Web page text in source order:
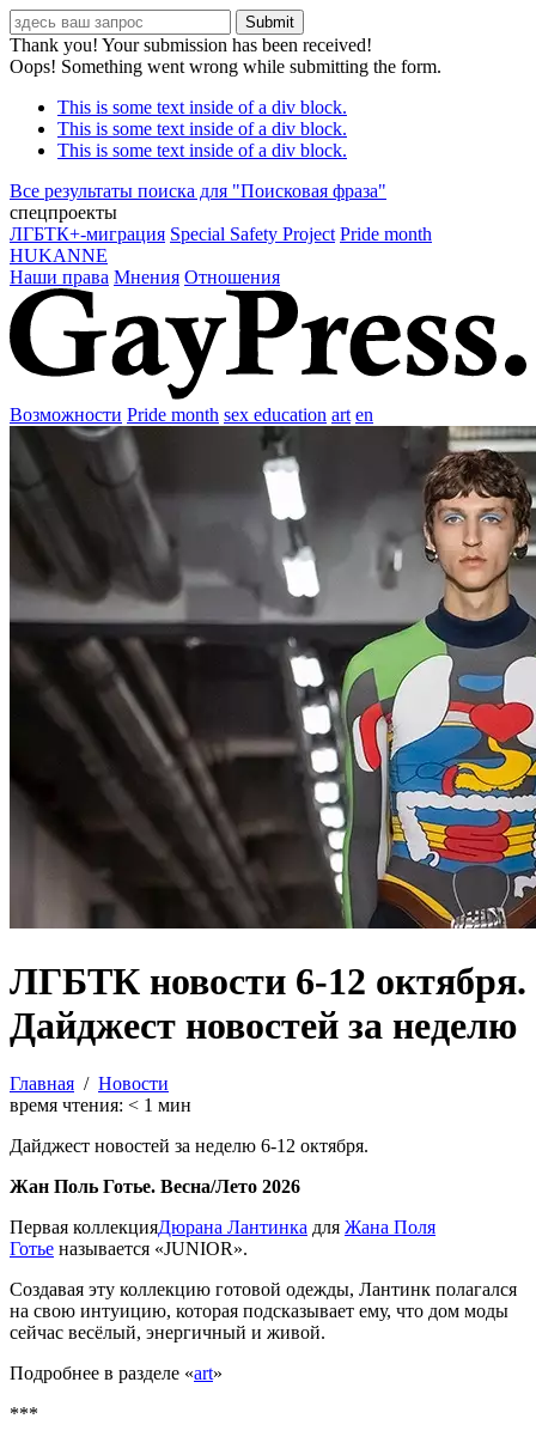
Thank you! Your submission has been received!
Oops! Something went wrong while submitting the form.
This is some text inside of a div block.
This is some text inside of a div block.
This is some text inside of a div block.
Все результаты поиска для "Поисковая фраза"
спецпроекты
ЛГБТК+-миграция Special Safety Project Pride month
HUKANNE
Наши права Мнения Отношения
Возможности Pride month sex education art en
ЛГБТК новости 6-12 октября.
Дайджест новостей за неделю
Главная / Новости
время чтения: < 1 мин
Дайджест новостей за неделю 6-12 октября.
Жан Поль Готье. Весна/Лето 2026
Первая коллекцияДюрана Лантинка для Жана Поля
Готье называется «JUNIOR».
Создавая эту коллекцию готовой одежды, Лантинк полагался
на свою интуицию, которая подсказывает ему, что дом моды
сейчас весёлый, энергичный и живой.
Подробнее в разделе «art»
***